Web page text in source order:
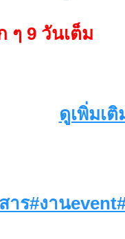
ๆ 9 วันเต็ม
าร#งานevent